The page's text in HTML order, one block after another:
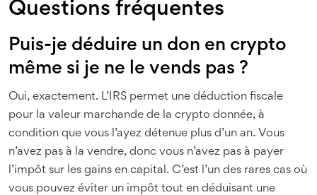
Questions fréquentes
Puis-je déduire un don en crypto
même si je ne le vends pas ?
Oui, exactement. L’IRS permet une déduction fiscale
pour la valeur marchande de la crypto donnée, à
condition que vous l’ayez détenue plus d’un an. Vous
n’avez pas à la vendre, donc vous n’avez pas à payer
l’impôt sur les gains en capital. C’est l’un des rares cas où
vous pouvez éviter un impôt tout en déduisant une